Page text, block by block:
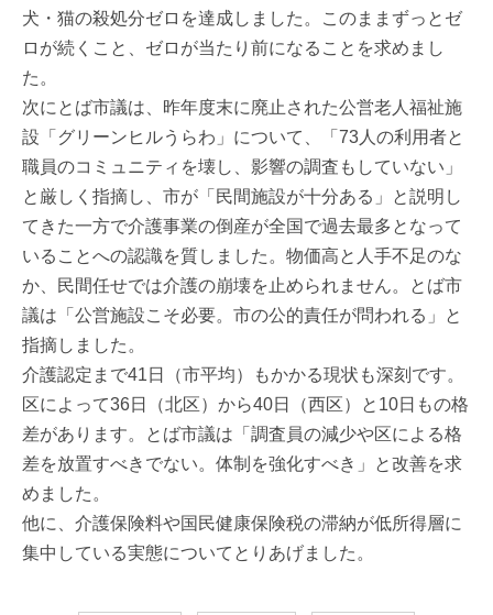
犬・猫の殺処分ゼロを達成しました。このままずっとゼ
ロが続くこと、ゼロが当たり前になることを求めまし
た。
次にとば市議は、昨年度末に廃止された公営老人福祉施
設「グリーンヒルうらわ」について、「73人の利用者と
職員のコミュニティを壊し、影響の調査もしていない」
と厳しく指摘し、市が「民間施設が十分ある」と説明し
てきた一方で介護事業の倒産が全国で過去最多となって
いることへの認識を質しました。物価高と人手不足のな
か、民間任せでは介護の崩壊を止められません。とば市
議は「公営施設こそ必要。市の公的責任が問われる」と
指摘しました。
介護認定まで41日（市平均）もかかる現状も深刻です。
区によって36日（北区）から40日（西区）と10日もの格
差があります。とば市議は「調査員の減少や区による格
差を放置すべきでない。体制を強化すべき」と改善を求
めました。
他に、介護保険料や国民健康保険税の滞納が低所得層に
集中している実態についてとりあげました。